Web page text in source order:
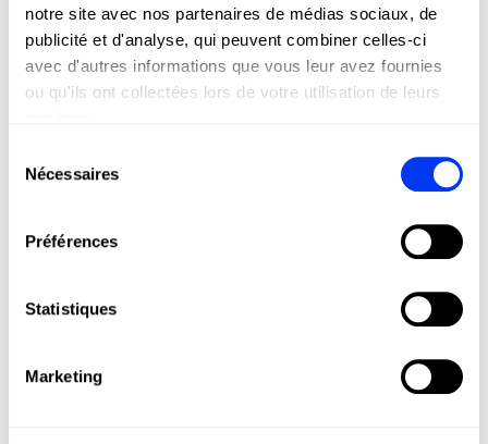
notre site avec nos partenaires de médias sociaux, de
publicité et d'analyse, qui peuvent combiner celles-ci
avec d'autres informations que vous leur avez fournies
ou qu'ils ont collectées lors de votre utilisation de leurs
Nécessaires
Préférences
Statistiques
Marketing